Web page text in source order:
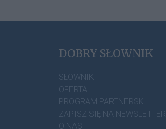
DOBRY SŁOWNIK
SŁOWNIK
OFERTA
PROGRAM PARTNERSKI
ZAPISZ SIĘ NA NEWSLETTER
O NAS